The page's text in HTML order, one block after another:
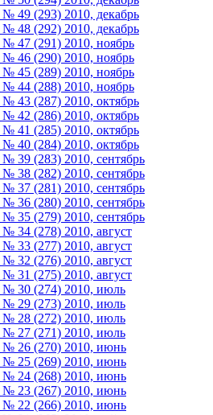
№ 49 (293) 2010, декабрь
№ 48 (292) 2010, декабрь
№ 47 (291) 2010, ноябрь
№ 46 (290) 2010, ноябрь
№ 45 (289) 2010, ноябрь
№ 44 (288) 2010, ноябрь
№ 43 (287) 2010, октябрь
№ 42 (286) 2010, октябрь
№ 41 (285) 2010, октябрь
№ 40 (284) 2010, октябрь
№ 39 (283) 2010, сентябрь
№ 38 (282) 2010, сентябрь
№ 37 (281) 2010, сентябрь
№ 36 (280) 2010, сентябрь
№ 35 (279) 2010, сентябрь
№ 34 (278) 2010, август
№ 33 (277) 2010, август
№ 32 (276) 2010, август
№ 31 (275) 2010, август
№ 30 (274) 2010, июль
№ 29 (273) 2010, июль
№ 28 (272) 2010, июль
№ 27 (271) 2010, июль
№ 26 (270) 2010, июнь
№ 25 (269) 2010, июнь
№ 24 (268) 2010, июнь
№ 23 (267) 2010, июнь
№ 22 (266) 2010, июнь